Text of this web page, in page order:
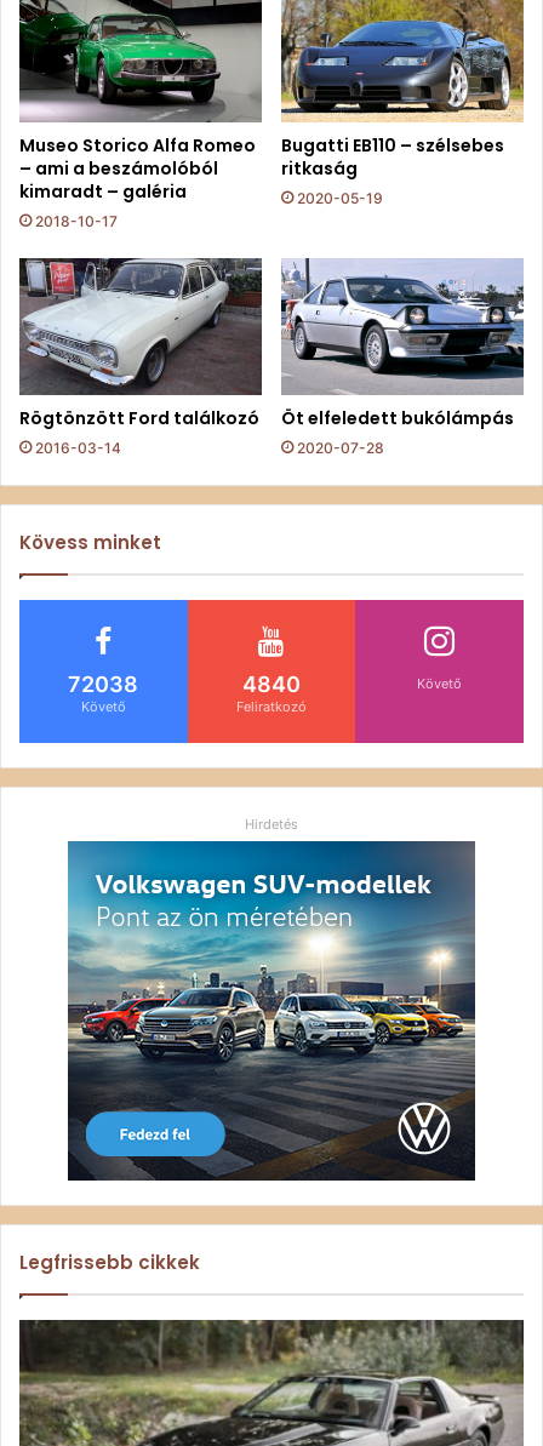
Museo Storico Alfa Romeo
– ami a beszámolóból
kimaradt – galéria
2018-10-17
Bugatti EB110 – szélsebes
ritkaság
2020-05-19
Rögtönzött Ford találkozó
2016-03-14
Öt elfeledett bukólámpás
2020-07-28
Kövess minket
72038
Követő
4840
Feliratkozó
Követő
Hirdetés
Legfrissebb cikkek